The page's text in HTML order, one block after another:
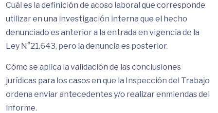
Cuál es la definición de acoso laboral que corresponde
utilizar en una investigación interna que el hecho
denunciado es anterior a la entrada en vigencia de la
Ley N°21.643, pero la denuncia es posterior.
Cómo se aplica la validación de las conclusiones
jurídicas para los casos en que la Inspección del Trabajo
ordena enviar antecedentes y/o realizar enmiendas del
informe.